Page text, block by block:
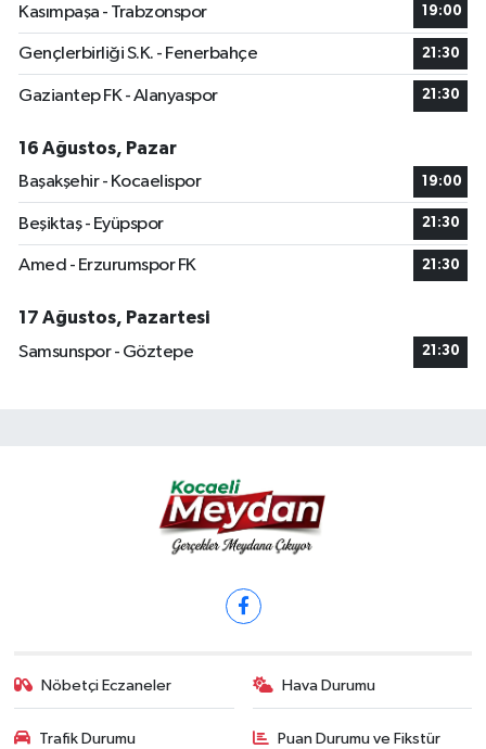
Kasımpaşa - Trabzonspor 19:00
Gençlerbirliği S.K. - Fenerbahçe 21:30
Gaziantep FK - Alanyaspor 21:30
16 Ağustos, Pazar
Başakşehir - Kocaelispor
19:00
Beşiktaş - Eyüpspor 21:30
Amed - Erzurumspor FK 21:30
17 Ağustos, Pazartesi
Samsunspor - Göztepe
21:30
Nöbetçi Eczaneler Hava Durumu
Trafik Durumu Puan Durumu ve Fikstür